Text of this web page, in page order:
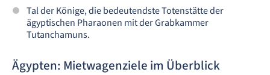
Tal der Könige, die bedeutendste Totenstätte der
ägyptischen Pharaonen mit der Grabkammer
Tutanchamuns.
Ägypten: Mietwagenziele im Überblick